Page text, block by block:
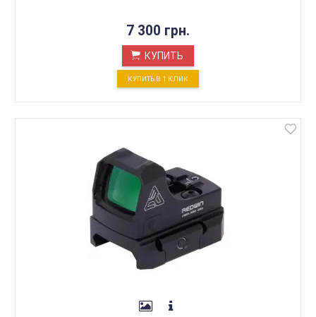
7 300 грн.
КУПИТЬ
КУПИТЬ В 1 КЛИК